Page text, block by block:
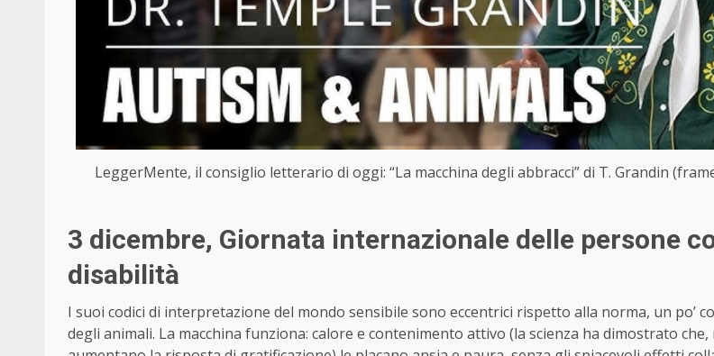
LeggerMente, il consiglio letterario di oggi: “La macchina degli abbracci” di T. Grandin
3 dicembre, Giornata internazionale delle persone
disabilità
I suoi codici di interpretazione del mondo sensibile sono eccentrici rispetto alla norma, un po’
degli animali. La macchina funziona: calore e contenimento attivo (la scienza ha dimostrato che,